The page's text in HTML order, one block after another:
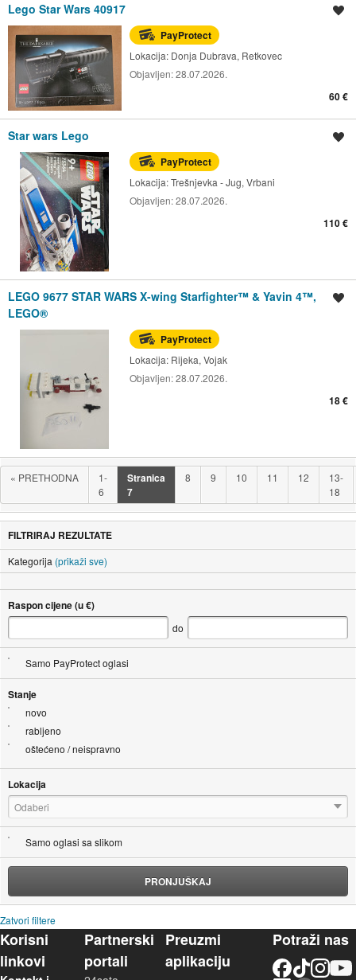
Lego Star Wars 40917
PayProtect
Lokacija: Donja Dubrava, Retkovec
Objavljen:28.07.2026.
60 €
Star wars Lego
PayProtect
Lokacija:Trešnjevka - Jug, Vrbani
Objavljen:28.07.2026.
110 €
LEGO 9677 STAR WARS X-wing Starfighter™ & Yavin 4™,
LEGO®
PayProtect
Lokacija: Rijeka, Vojak
Objavljen:28.07.2026.
18 €
« PRETHODNA
1-
6
Stranica
7
8 9 10 11 12
13-
18
FILTRIRAJ REZULTATE
Kategorija (prikaži sve)
Raspon cijene (u €)
do
Samo PayProtect oglasi
Stanje
novo
rabljeno
oštećeno / neispravno
Lokacija
Odaberi
Samo oglasi sa slikom
PRONJUŠKAJ
Zatvori filtere
Korisni
linkovi
Partnerski
portali
Preuzmi
aplikaciju
Potraži nas